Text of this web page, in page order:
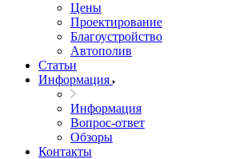
Цены
Проектирование
Благоустройство
Автополив
Статьи
Информация
Информация
Вопрос-ответ
Обзоры
Контакты